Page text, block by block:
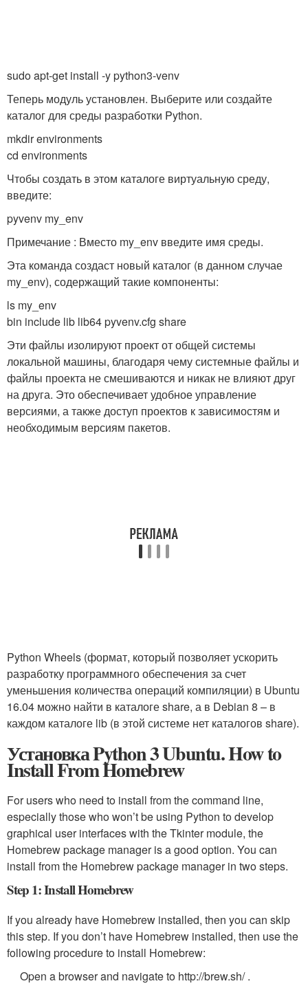
sudo apt-get install -y python3-venv
Теперь модуль установлен. Выберите или создайте
каталог для среды разработки Python.
mkdir environments
cd environments
Чтобы создать в этом каталоге виртуальную среду,
введите:
pyvenv my_env
Примечание : Вместо my_env введите имя среды.
Эта команда создаст новый каталог (в данном случае
my_env), содержащий такие компоненты:
ls my_env
bin include lib lib64 pyvenv.cfg share
Эти файлы изолируют проект от общей системы
локальной машины, благодаря чему системные файлы и
файлы проекта не смешиваются и никак не влияют друг
на друга. Это обеспечивает удобное управление
версиями, а также доступ проектов к зависимостям и
необходимым версиям пакетов.
Python Wheels (формат, который позволяет ускорить
разработку программного обеспечения за счет
уменьшения количества операций компиляции) в Ubuntu
16.04 можно найти в каталоге share, а в Debian 8 – в
каждом каталоге lib (в этой системе нет каталогов share).
Установка Python 3 Ubuntu. How to
Install From Homebrew
For users who need to install from the command line,
especially those who won’t be using Python to develop
graphical user interfaces with the Tkinter module, the
Homebrew package manager is a good option. You can
install from the Homebrew package manager in two steps.
Step 1: Install Homebrew
If you already have Homebrew installed, then you can skip
this step. If you don’t have Homebrew installed, then use the
following procedure to install Homebrew:
Open a browser and navigate to http://brew.sh/ .